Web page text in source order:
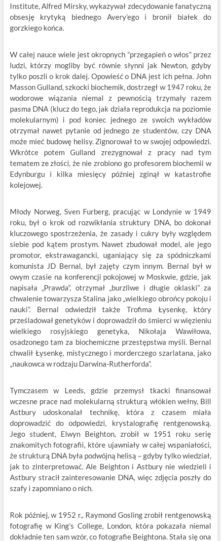
Institute, Alfred Mirsky, wykazywał zdecydowanie fanatyczną
obsesję krytyką biednego Avery’ego i bronił białek do
gorzkiego końca.
W całej nauce wiele jest okropnych ”przegapień o włos” przez
ludzi, którzy mogliby być równie słynni jak Newton, gdyby
tylko poszli o krok dalej. Opowieść o DNA jest ich pełna. John
Masson Gulland, szkocki biochemik, dostrzegł w 1947 roku, że
wodorowe wiązania niemal z pewnością trzymały razem
pasma DNA (klucz do tego, jak działa reprodukcja na poziomie
molekularnym) i pod koniec jednego ze swoich wykładów
otrzymał nawet pytanie od jednego ze studentów, czy DNA
może mieć budowę helisy. Zignorował to w swojej odpowiedzi.
Wkrótce potem Gulland zrezygnował z pracy nad tym
tematem ze złości, że nie zrobiono go profesorem biochemii w
Edynburgu i kilka miesięcy później zginął w katastrofie
kolejowej.
Młody Norweg, Sven Furberg, pracując w Londynie w 1949
roku, był o krok od rozwikłania struktury DNA, bo dokonał
kluczowego spostrzeżenia, że zasady i cukry były względem
siebie pod kątem prostym. Nawet zbudował model, ale jego
promotor, ekstrawagancki, uganiający się za spódniczkami
komunista JD Bernal, był zajęty czym innym. Bernal był w
owym czasie na konferencji pokojowej w Moskwie, gdzie, jak
napisała „Prawda”, otrzymał „burzliwe i długie oklaski” za
chwalenie towarzysza Stalina jako „wielkiego obrońcy pokoju i
nauki”. Bernal odwiedził także Trofima Łysenkę, który
prześladował genetyków i doprowadził do śmierci w więzieniu
wielkiego rosyjskiego genetyka, Nikołaja Wawiłowa,
osadzonego tam za biochemiczne przestępstwa myśli. Bernal
chwalił Łysenkę, mistycznego i morderczego szarlatana, jako
„naukowca w rodzaju Darwina-Rutherforda”.
Tymczasem w Leeds, gdzie przemysł tkacki finansował
wczesne prace nad molekularną strukturą włókien wełny, Bill
Astbury udoskonalał technikę, która z czasem miała
doprowadzić do odpowiedzi, krystalografię rentgenowską.
Jego student, Elwyn Beighton, zrobił w 1951 roku serię
znakomitych fotografii, które ujawniały w całej wspaniałości,
że strukturą DNA była podwójną helisą – gdyby tylko wiedział,
jak to zinterpretować. Ale Beighton i Astbury nie wiedzieli i
Astbury stracił zainteresowanie DNA, więc zdjęcia poszły do
szafy i zapomniano o nich.
Rok później, w 1952 r., Raymond Gosling zrobił rentgenowską
fotografię w King’s College, London, która pokazała niemal
dokładnie ten sam wzór, co fotografie Beightona. Stała się ona